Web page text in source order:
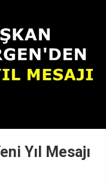
Yıl Mesajı